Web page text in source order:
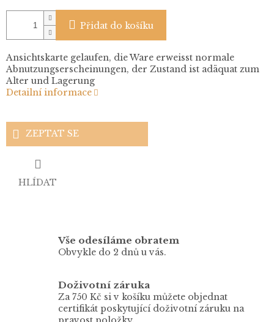
Přidat do košíku
Ansichtskarte gelaufen, die Ware erweisst normale
Abnutzungserscheinungen, der Zustand ist adäquat zum
Alter und Lagerung
Detailní informace
ZEPTAT SE
HLÍDAT
Vše odesíláme obratem
Obvykle do 2 dnů u vás.
Doživotní záruka
Za 750 Kč si v košíku můžete objednat
certifikát poskytující doživotní záruku na